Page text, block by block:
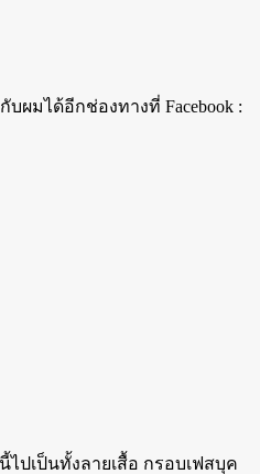
ผมได้อีกช่องทางที่ Facebook :
ปเป็นทั้งลายเสื้อ กรอบเฟสบุค